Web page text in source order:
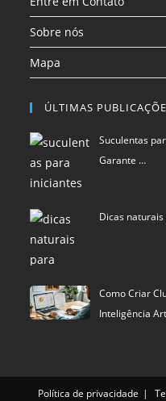
Sobre nós
Mapa
ÚLTIMAS
Suculentas
Garante …
Dicas
Como Criar
Inteligência
Política de privacidade